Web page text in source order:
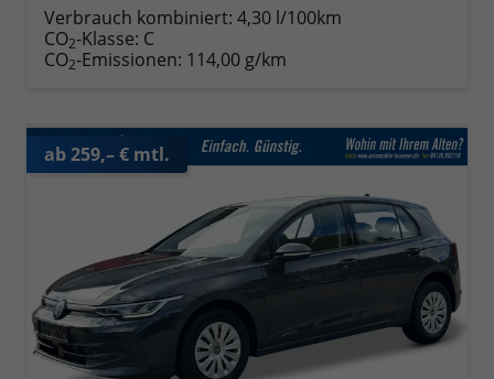
Verbrauch kombiniert: 4,30 l/100km
CO2-Klasse: C
CO2-Emissionen: 114,00 g/km
ab 259,– € mtl.